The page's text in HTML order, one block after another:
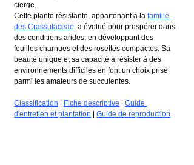
cierge.
Cette plante résistante, appartenant à la famille
des Crassulaceae, a évolué pour prospérer dans
des conditions arides, en développant des
feuilles charnues et des rosettes compactes. Sa
beauté unique et sa capacité à résister à des
environnements difficiles en font un choix prisé
parmi les amateurs de succulentes.
Classification Fiche descriptive
Guide
d'entretien et plantation
Guide de reproduction